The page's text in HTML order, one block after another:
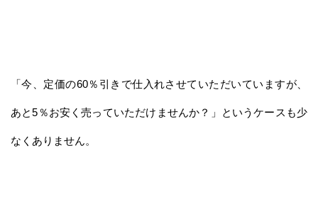
「今、定価の60％引きで仕入れさせていただいていますが、
あと5％お安く売っていただけませんか？」というケースも少
なくありません。